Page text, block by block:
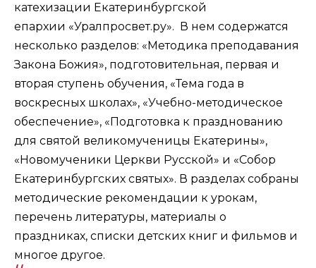
катехизации Екатеринбургской
епархии «Уралпросвет.ру». В нем содержатся
несколько разделов: «Методика преподавания
Закона Божия», подготовительная, первая и
вторая ступень обучения, «Тема года в
воскресных школах», «Учебно-методическое
обеспечение», «Подготовка к празднованию
для святой великомученицы Екатерины»,
«Новомученики Церкви Русской» и «Собор
Екатеринбургских святых». В разделах собраны
методические рекомендации к урокам,
перечень литературы, материалы о
праздниках, списки детских книг и фильмов и
многое другое.